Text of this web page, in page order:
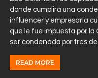
donde cumplirá una
influencer y empresaria
que le fue impuesta por
ser condenada por tres
READ MORE